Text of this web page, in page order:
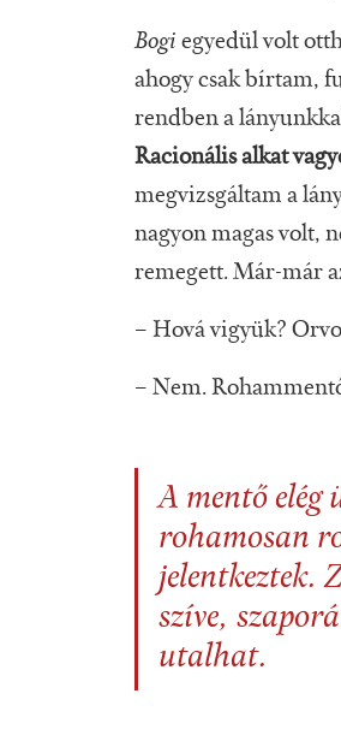
Bogi egyedül volt
ahogy csak bírtam,
rendben a
Racionális alkat
megvizsgáltam a
nagyon magas volt,
remegett. Már-már
– Hová vigyük?
– Nem.
A mentő elég
rohamosan
jelentkeztek.
szíve,
utalhat.